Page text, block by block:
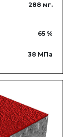
288 мг.
65 %
38 МПа